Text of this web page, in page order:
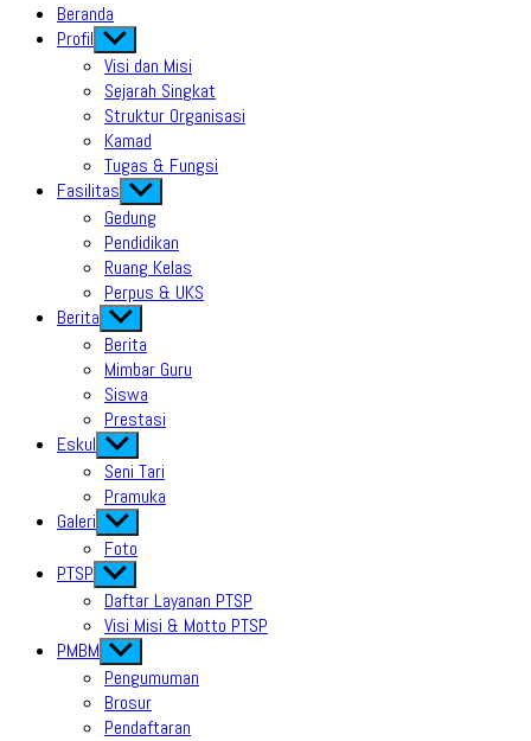
Beranda
Profil Show
sub
menu
Visi dan Misi
Sejarah Singkat
Struktur Organisasi
Kamad
Tugas & Fungsi
Fasilitas Show
sub
menu
Gedung
Pendidikan
Ruang Kelas
Perpus & UKS
Berita Show
sub
menu
Berita
Mimbar Guru
Siswa
Prestasi
Eskul Show
sub
menu
Seni Tari
Pramuka
Galeri Show
sub
menu
Foto
PTSP Show
sub
menu
Daftar Layanan PTSP
Visi Misi & Motto PTSP
PMBM Show
sub
menu
Pengumuman
Brosur
Pendaftaran